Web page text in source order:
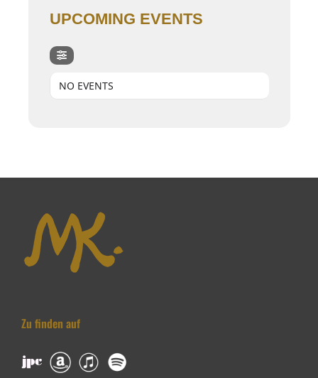
UPCOMING EVENTS
NO EVENTS
Zu finden auf